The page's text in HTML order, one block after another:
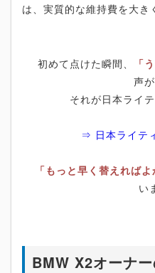
は、実質的な維持費を大き
初めて点けた瞬間、 「
声が
それが日本ライ
⇒ 日本ライテ
「もっと早く替えればよ
い
BMW X2オーナ